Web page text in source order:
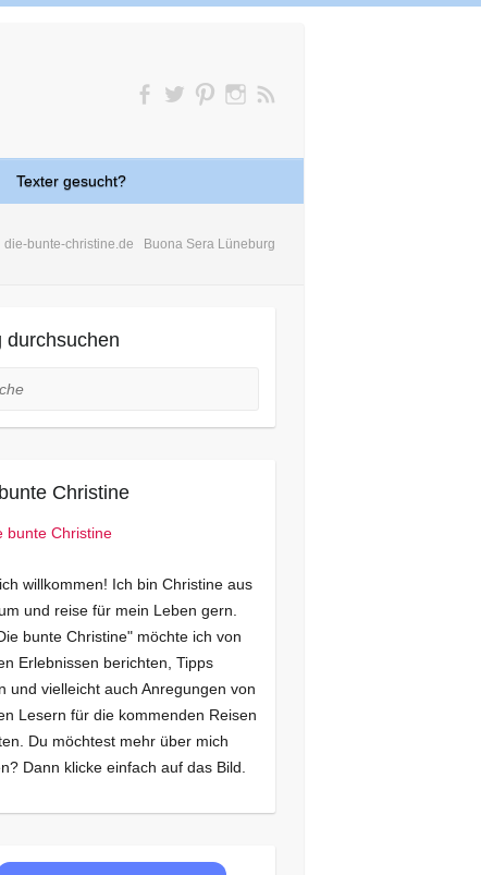
Texter gesucht?
die-bunte-christine.de Buona Sera Lüneburg
durchsuchen
Christine
willkommen! Ich bin Christine aus
und reise für mein Leben gern.
bunte Christine" möchte ich von
Erlebnissen berichten, Tipps
und vielleicht auch Anregungen von
Lesern für die kommenden Reisen
Du möchtest mehr über mich
Dann klicke einfach auf das Bild.